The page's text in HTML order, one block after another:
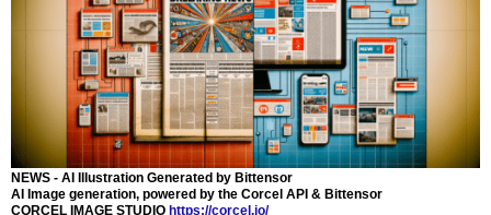
NEWS - AI Illustration Generated by Bittensor
AI Image generation, powered by the Corcel API & Bittensor
CORCEL IMAGE STUDIO https://corcel.io/